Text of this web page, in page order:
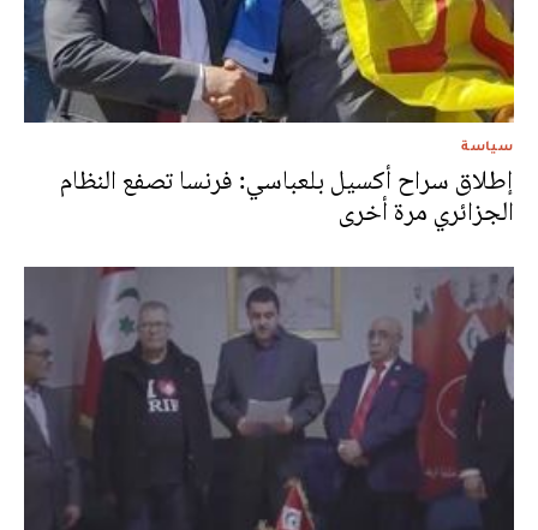
سياسة
إطلاق سراح أكسيل بلعباسي: فرنسا تصفع النظام
الجزائري مرة أخرى